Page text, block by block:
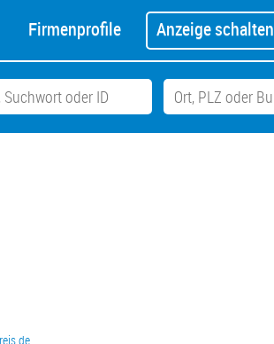
Firmenprofile Anzeige schalten